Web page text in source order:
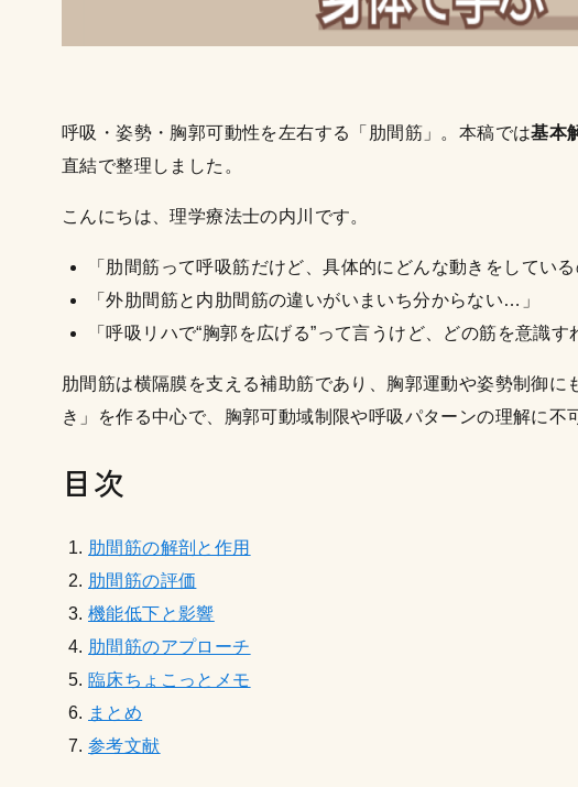
呼吸・姿勢・胸郭可動性を左右する「肋間筋」。本稿では基本
直結で整理しました。
こんにちは、理学療法士の内川です。
「肋間筋って呼吸筋だけど、具体的にどんな動きをしている
「外肋間筋と内肋間筋の違いがいまいち分からない…」
「呼吸リハで“胸郭を広げる”って言うけど、どの筋を意識す
肋間筋は横隔膜を支える補助筋であり、胸郭運動や姿勢制御
き」を作る中心で、胸郭可動域制限や呼吸パターンの理解に不
目次
肋間筋の解剖と作用
肋間筋の評価
機能低下と影響
肋間筋のアプローチ
臨床ちょこっとメモ
まとめ
参考文献